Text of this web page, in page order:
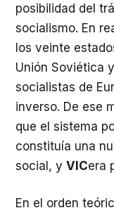
posibilidad del
socialismo. En
los veinte
Unión Soviética
socialistas de
inverso. De ese
que el sistema
constituía una
social, y VICera
En el orden